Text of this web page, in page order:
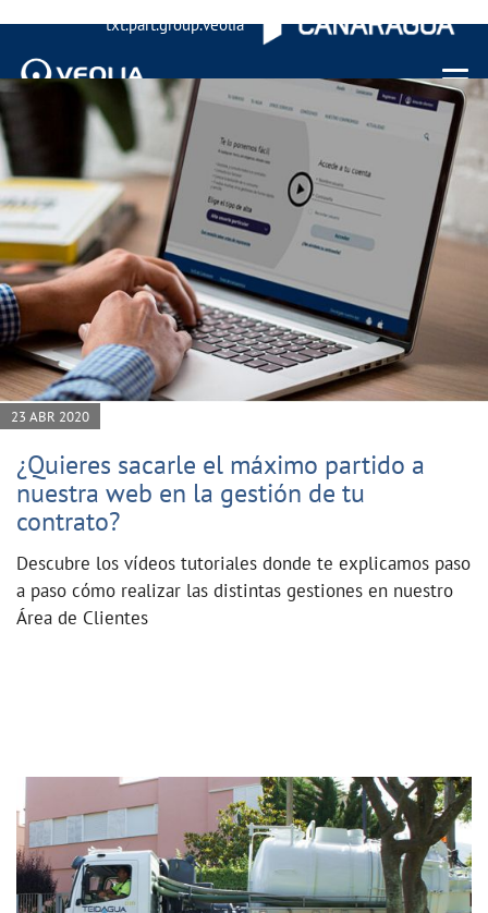
txt.part.group.veolia
Menu
23 ABR 2020
¿Quieres sacarle el máximo partido a
nuestra web en la gestión de tu
contrato?
Descubre los vídeos tutoriales donde te explicamos paso
a paso cómo realizar las distintas gestiones en nuestro
Área de Clientes